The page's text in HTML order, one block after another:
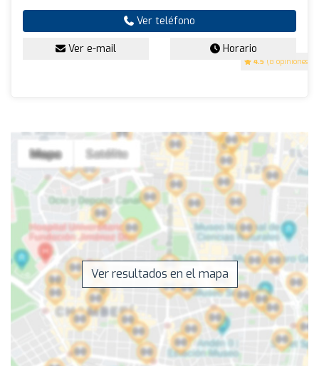
4.5 (8 opiniones)
Ver teléfono
Ver e-mail Horario
Ver resultados en el mapa